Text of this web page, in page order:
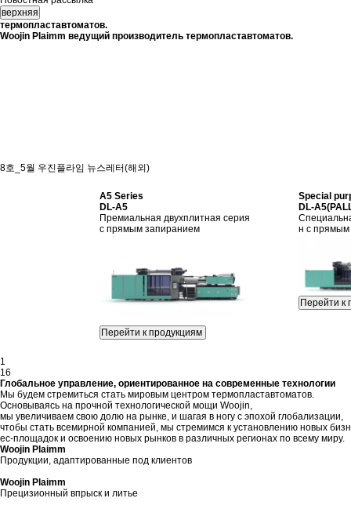
верхняя
термопластавтоматов.
Woojin Plaimm ведущий производитель термопластавтоматов.
8호_5월 우진플라임 뉴스레터(해외)
A5 Series
DL-A5
Премиальная двухплитная серия
с прямым запиранием
Special
DL-
н с
1
16
Глобальное управление, ориентированное на современные технологии
Мы будем стремиться стать мировым центром термопластавтоматов.
Основываясь на прочной технологической мощи Woojin,
мы увеличиваем свою долю на рынке, и шагая в ногу с эпохой глобализации,
чтобы стать всемирной компанией, мы стремимся к установлению новых бизн
ес-площадок и освоению новых рынков в различных регионах по всему миру.
Woojin Plaimm
Продукции, адаптированные под клиентов
Woojin Plaimm
Прецизионный впрыск и литье